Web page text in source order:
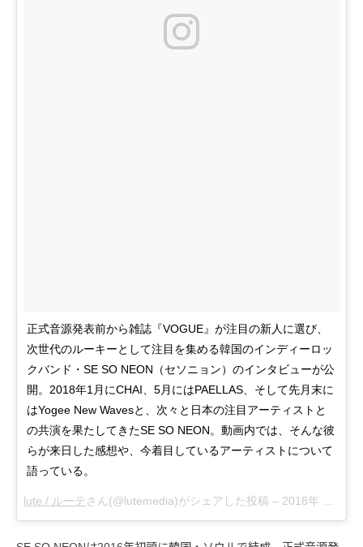
正式音源発表前から雑誌『VOGUE』が注目の新人に選び、
次世代のルーキーとして注目を集める韓国のインディーロッ
クバンド・SE SO NEON（セソニョン）のインタビューが公
開。2018年1月にCHAI、5月にはPAELLAS、そして先月末に
はYogee New Wavesと、次々と日本の注目アーティストと
の共演を果たしてきたSE SO NEON。動画内では、そんな彼
らが来日した感想や、今着目しているアーティストについて
語っている。
lute / ルーテさん(@lutemedia)がシェアした投稿 – 2018年 7月月10日午前4時58分PDT